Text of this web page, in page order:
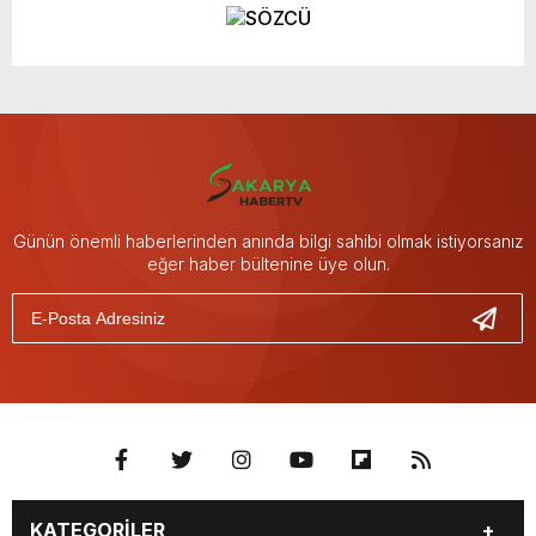
Günün önemli haberlerinden anında bilgi sahibi olmak istiyorsanız
eğer haber bültenine üye olun.
KATEGORİLER